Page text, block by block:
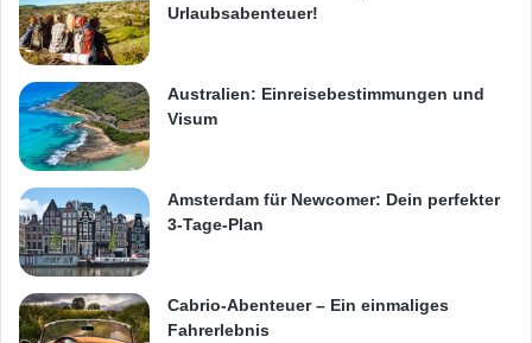
Urlaubsabenteuer!
Australien: Einreisebestimmungen und
Visum
Amsterdam für Newcomer: Dein perfekter
3-Tage-Plan
Cabrio-Abenteuer – Ein einmaliges
Fahrerlebnis